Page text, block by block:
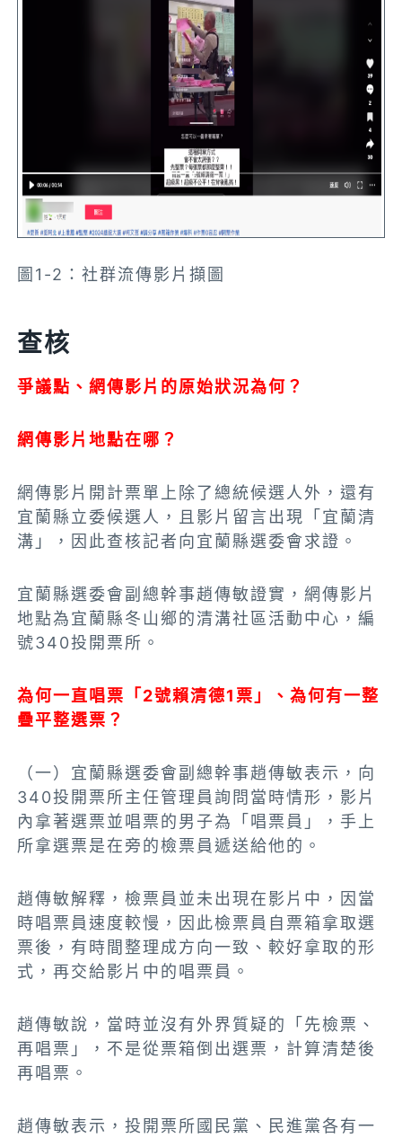
圖1-2：社群流傳影片擷圖
查核
爭議點、網傳影片的原始狀況為何？
網傳影片地點在哪？
網傳影片開計票單上除了總統候選人外，還有
宜蘭縣立委候選人，且影片留言出現「宜蘭清
溝」，因此查核記者向宜蘭縣選委會求證。
宜蘭縣選委會副總幹事趙傳敏證實，網傳影片
地點為宜蘭縣冬山鄉的清溝社區活動中心，編
號340投開票所。
為何一直唱票「2號賴清德1票」、為何有一整
疊平整選票？
（一）宜蘭縣選委會副總幹事趙傳敏表示，向
340投開票所主任管理員詢問當時情形，影片
內拿著選票並唱票的男子為「唱票員」，手上
所拿選票是在旁的檢票員遞送給他的。
趙傳敏解釋，檢票員並未出現在影片中，因當
時唱票員速度較慢，因此檢票員自票箱拿取選
票後，有時間整理成方向一致、較好拿取的形
式，再交給影片中的唱票員。
趙傳敏說，當時並沒有外界質疑的「先檢票、
再唱票」，不是從票箱倒出選票，計算清楚後
再唱票。
趙傳敏表示，投開票所國民黨、民進黨各有一